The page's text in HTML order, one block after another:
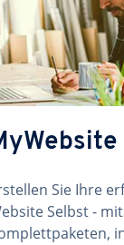
Sie Ihre
Selbst -